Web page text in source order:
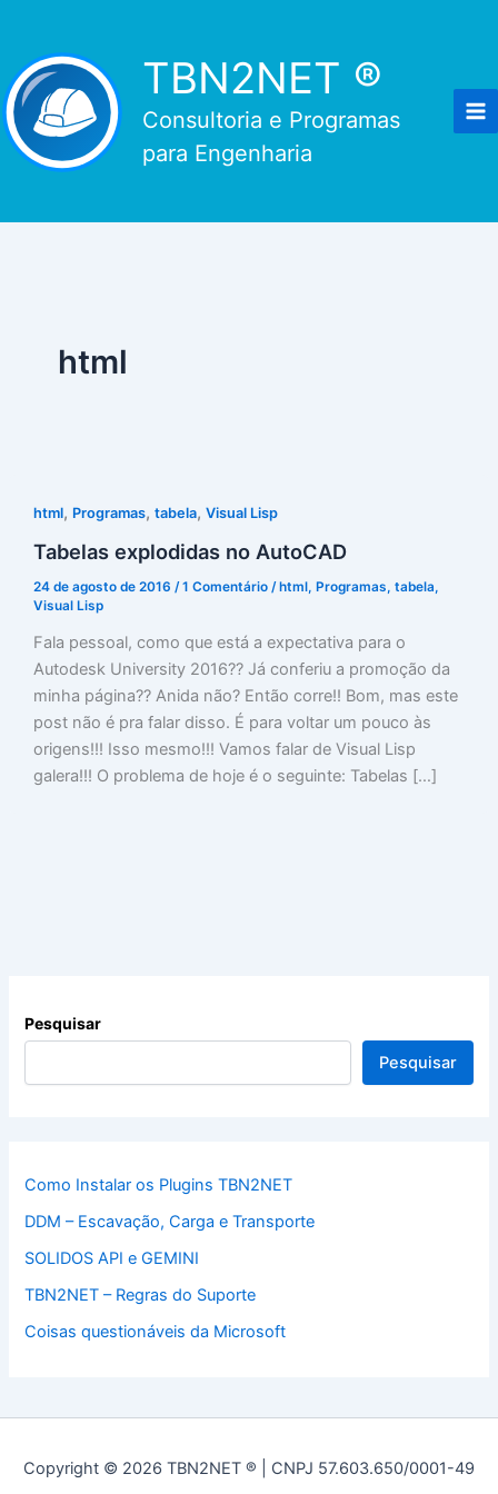
conteúdo
TBN2NET ®
Consultoria e Programas
para Engenharia
html
html, Programas, tabela, Visual Lisp
Tabelas explodidas no AutoCAD
24 de agosto de 2016 /1 Comentário / html, Programas, tabela,
Visual Lisp
Fala pessoal, como que está a expectativa para o
Autodesk University 2016?? Já conferiu a promoção da
minha página?? Anida não? Então corre!! Bom, mas este
post não é pra falar disso. É para voltar um pouco às
origens!!! Isso mesmo!!! Vamos falar de Visual Lisp
galera!!! O problema de hoje é o seguinte: Tabelas […]
Pesquisar
Pesquisar
Como Instalar os Plugins TBN2NET
DDM – Escavação, Carga e Transporte
SOLIDOS API e GEMINI
TBN2NET – Regras do Suporte
Coisas questionáveis da Microsoft
Copyright © 2026 TBN2NET ® | CNPJ 57.603.650/0001-49